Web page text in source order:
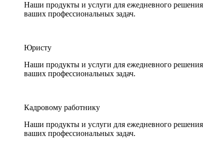
Наши продукты и услуги для ежедневного решения
ваших профессиональных задач.
Юристу
Наши продукты и услуги для ежедневного решения
ваших профессиональных задач.
Кадровому работнику
Наши продукты и услуги для ежедневного решения
ваших профессиональных задач.